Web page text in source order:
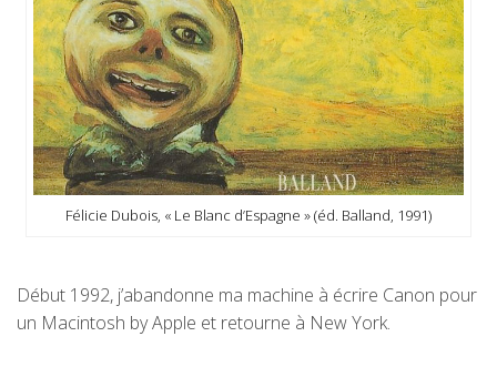
Félicie Dubois, « Le Blanc d’Espagne » (éd. Balland, 1991)
Début 1992, j’abandonne ma machine à écrire Canon pour
un Macintosh by Apple et retourne à New York.